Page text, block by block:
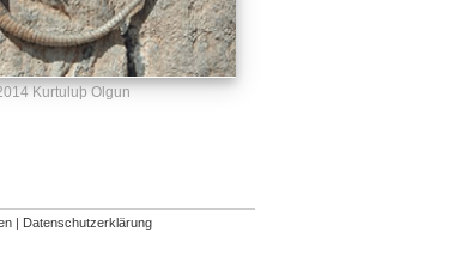
Kurtuluþ Olgun
| Datenschutzerklärung